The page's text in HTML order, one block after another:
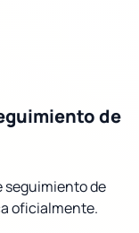
de
seguimiento de
oficialmente.